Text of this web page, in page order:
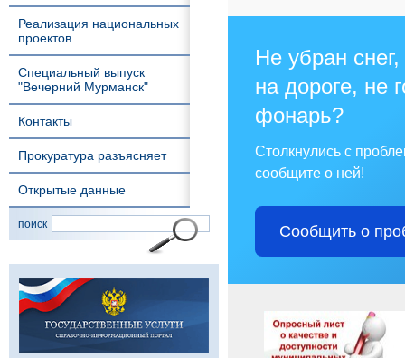
Реализация национальных
проектов
Специальный выпуск
"Вечерний Мурманск"
Контакты
Прокуратура разъясняет
Открытые данные
поиск
Не убран
на дороге, не
фонарь?
Столкнулись с
сообщите о ней!
Сообщить о